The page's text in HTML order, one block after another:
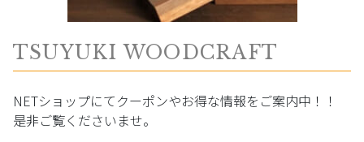
TSUYUKI WOODCRAFT
NETショップにてクーポンやお得な情報をご案内中！！
是非ご覧くださいませ。